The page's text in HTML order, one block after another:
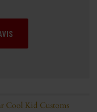
Cool Kid Customs